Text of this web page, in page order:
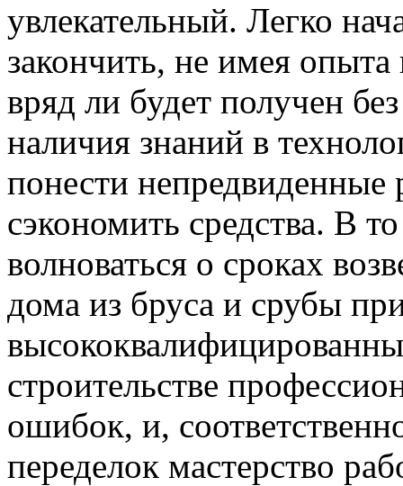
увлекательный. Легко
закончить, не имея
вряд ли будет получен
наличия знаний в
понести непредвиденные
сэкономить средства. В
волноваться о сроках
дома из бруса и срубы
строительстве
ошибок, и,
переделок мастерство